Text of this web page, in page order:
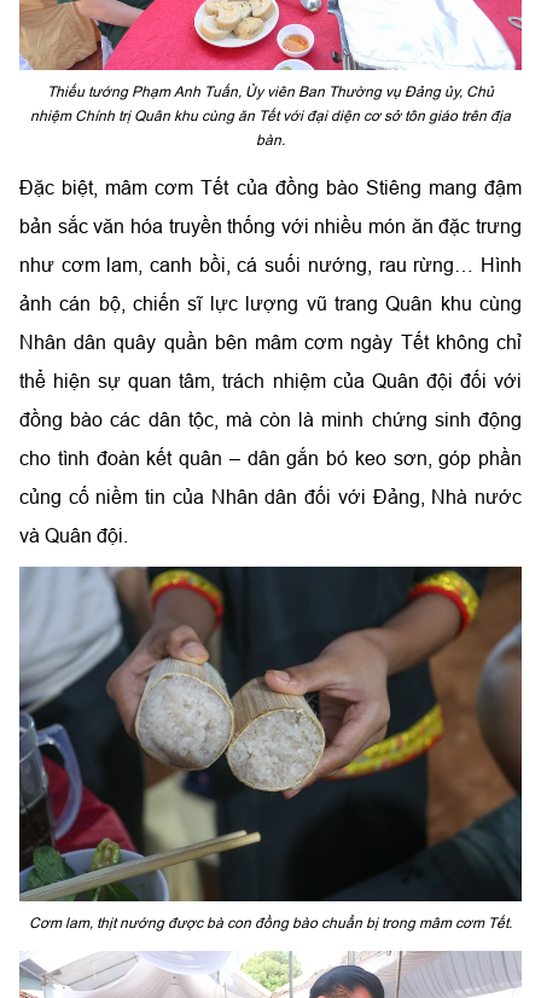
Thiếu tướng Phạm Anh Tuấn, Ủy viên Ban Thường vụ Đảng ủy, Chủ
nhiệm Chính trị Quân khu cùng ăn Tết với đại diện cơ sở tôn giáo trên địa
bàn.
Đặc biệt, mâm cơm Tết của đồng bào Stiêng mang đậm
bản sắc văn hóa truyền thống với nhiều món ăn đặc trưng
như cơm lam, canh bồi, cá suối nướng, rau rừng… Hình
ảnh cán bộ, chiến sĩ lực lượng vũ trang Quân khu cùng
Nhân dân quây quần bên mâm cơm ngày Tết không chỉ
thể hiện sự quan tâm, trách nhiệm của Quân đội đối với
đồng bào các dân tộc, mà còn là minh chứng sinh động
cho tình đoàn kết quân – dân gắn bó keo sơn, góp phần
củng cố niềm tin của Nhân dân đối với Đảng, Nhà nước
và Quân đội.
Cơm lam, thịt nướng được bà con đồng bào chuẩn bị trong mâm cơm Tết.